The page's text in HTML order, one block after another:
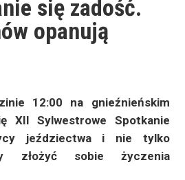
się zadość.
opanują
12:00 na gnieźnieńskim
XII Sylwestrowe Spotkanie
jeździectwa i nie tylko
złożyć sobie życzenia